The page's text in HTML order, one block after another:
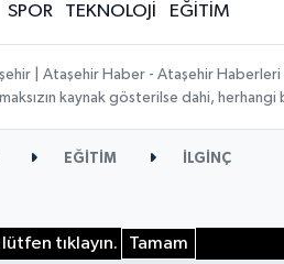
SPOR TEKNOLOJİ EĞİTİM
| Ataşehir Haber - Ataşehir
kaynak gösterilse dahi,
EĞİTİM
İLGİNÇ
tıklayın. Tamam